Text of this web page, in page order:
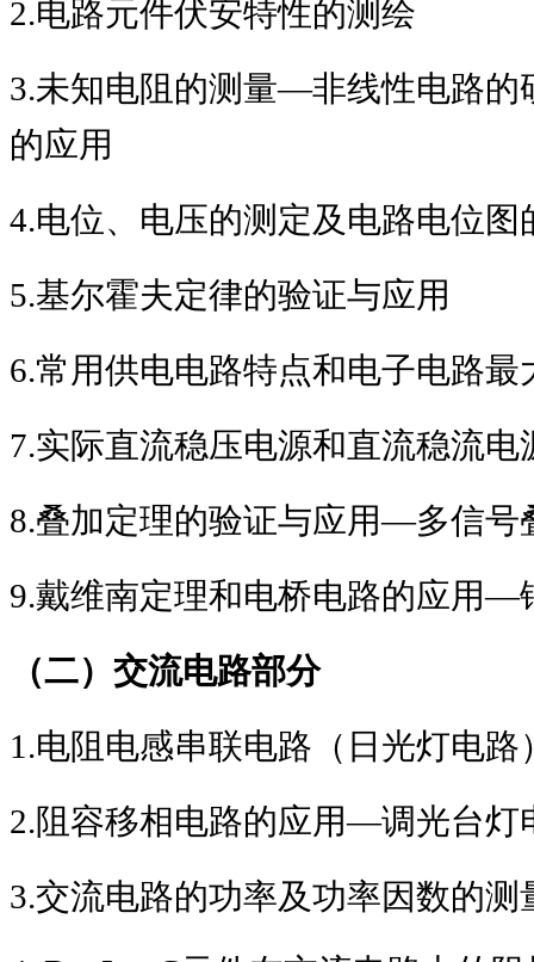
2.电路元件伏安特性的测绘
3.未知电阻的测量―非线性电路的
的应用
4.电位、电压的测定及电路电位图
5.基尔霍夫定律的验证与应用
6.常用供电电路特点和电子电路
7.实际直流稳压电源和直流稳流电
8.叠加定理的验证与应用―多信号
9.戴维南定理和电桥电路的应用―
（二）交流电路部分
1.电阻电感串联电路（日光灯电路
2.阻容移相电路的应用―调光台灯
3.交流电路的功率及功率因数的